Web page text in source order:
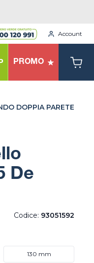
Account
PROMO
DOPPIA PARETE
De
Codice: 93051592
130 mm